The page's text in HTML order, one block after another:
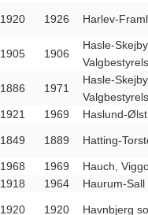
1920 1926 Harlev-
1905 1906
Hasle-
1886 1971
Hasle-
1921
1969 Haslund-
1849 1889 Hatting-
1968 1969
Hauch,
1918
1964 Haurum-
1920 1920 Havnbjerg